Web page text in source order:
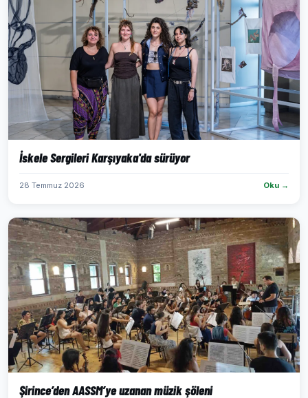
İskele Sergileri Karşıyaka'da sürüyor
28 Temmuz 2026 Oku →
Şirince’den AASSM’ye uzanan müzik şöleni